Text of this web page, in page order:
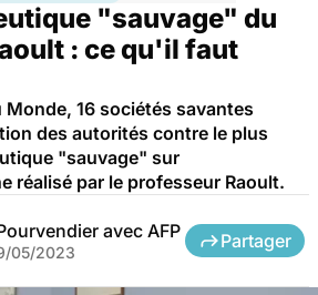
"sauvage" du
: ce qu'il faut
Monde, 16 sociétés savantes
des autorités contre le plus
"sauvage" sur
réalisé par le professeur Raoult.
avec AFP
05/2023
Partager